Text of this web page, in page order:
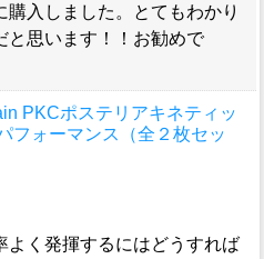
入しました。とてもわかり
と思います！！お勧めで
PKCポステリアキネティッ
フォーマンス（全２枚セッ
よく発揮するにはどうすれば